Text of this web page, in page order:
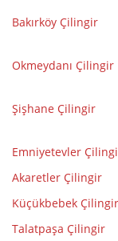
Bakırköy Çilingir
Okmeydanı Çilingir
Şişhane Çilingir
Emniyetevler
Akaretler Çilingir
Küçükbebek Çilingir
Talatpaşa Çilingir